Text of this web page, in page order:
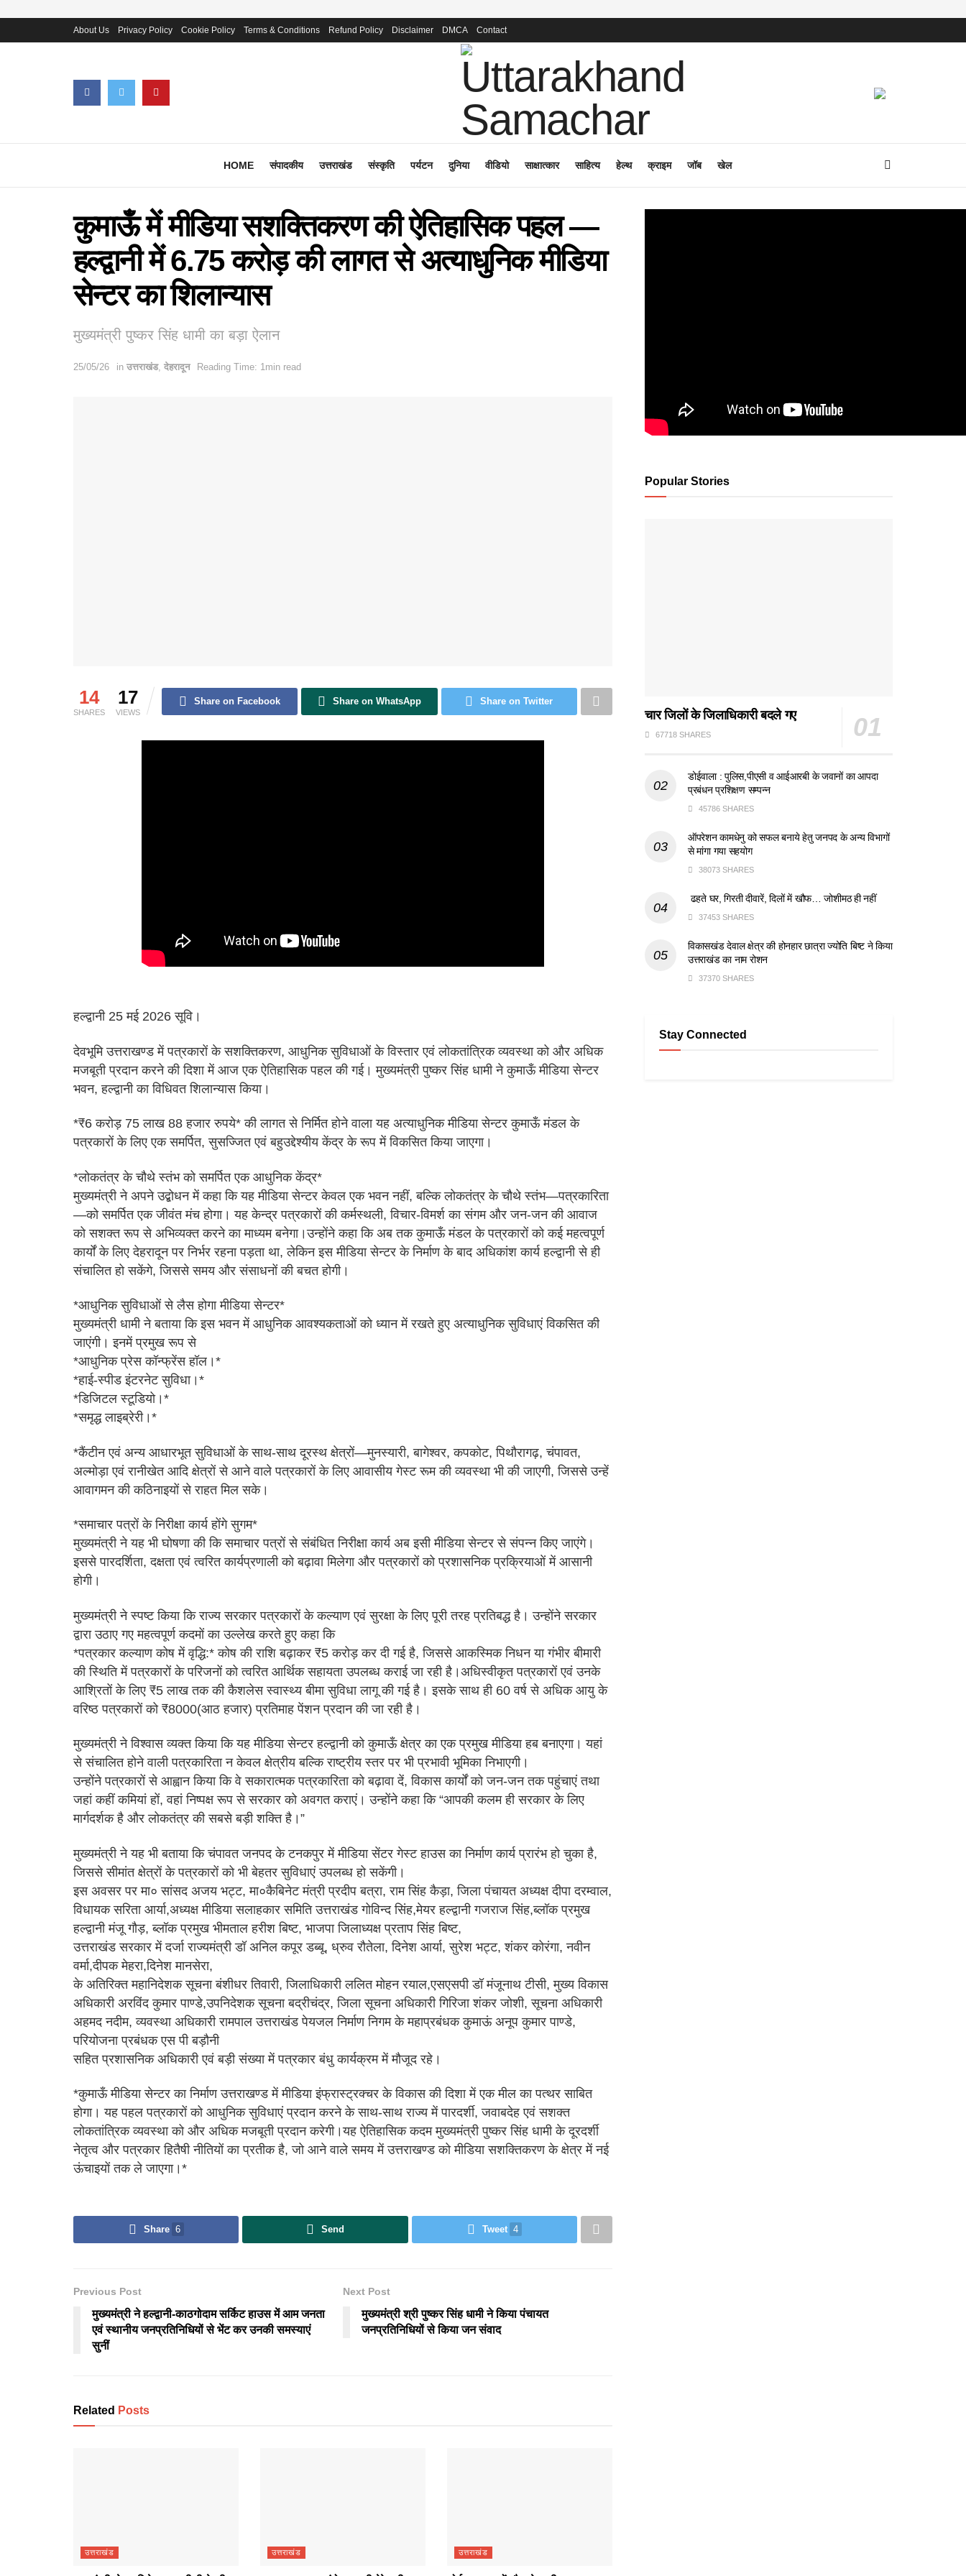
About Us Privacy Policy Cookie Policy Terms & Conditions Refund Policy Disclaimer DMCA Contact
HOME संपादकीय उत्तराखंड संस्कृति पर्यटन दुनिया वीडियो साक्षात्कार साहित्य हेल्थ क्राइम जॉब खेल
कुमाऊँ में मीडिया सशक्तिकरण की ऐतिहासिक पहल —
हल्द्वानी में 6.75 करोड़ की लागत से अत्याधुनिक मीडिया
सेन्टर का शिलान्यास
मुख्यमंत्री पुष्कर सिंह धामी का बड़ा ऐलान
25/05/26 in उत्तराखंड, देहरादून Reading Time: 1min read
14
SHARES
17
VIEWS
Share on Facebook Share on WhatsApp Share on Twitter
हल्द्वानी 25 मई 2026 सूवि।
देवभूमि उत्तराखण्ड में पत्रकारों के सशक्तिकरण, आधुनिक सुविधाओं के विस्तार एवं लोकतांत्रिक व्यवस्था को और अधिक
मजबूती प्रदान करने की दिशा में आज एक ऐतिहासिक पहल की गई। मुख्यमंत्री पुष्कर सिंह धामी ने कुमाऊँ मीडिया सेन्टर
भवन, हल्द्वानी का विधिवत शिलान्यास किया।
*₹6 करोड़ 75 लाख 88 हजार रुपये* की लागत से निर्मित होने वाला यह अत्याधुनिक मीडिया सेन्टर कुमाऊँ मंडल के
पत्रकारों के लिए एक समर्पित, सुसज्जित एवं बहुउद्देश्यीय केंद्र के रूप में विकसित किया जाएगा।
*लोकतंत्र के चौथे स्तंभ को समर्पित एक आधुनिक केंद्र*
मुख्यमंत्री ने अपने उद्बोधन में कहा कि यह मीडिया सेन्टर केवल एक भवन नहीं, बल्कि लोकतंत्र के चौथे स्तंभ—पत्रकारिता
—को समर्पित एक जीवंत मंच होगा। यह केन्द्र पत्रकारों की कर्मस्थली, विचार-विमर्श का संगम और जन-जन की आवाज
को सशक्त रूप से अभिव्यक्त करने का माध्यम बनेगा।उन्होंने कहा कि अब तक कुमाऊँ मंडल के पत्रकारों को कई महत्वपूर्ण
कार्यों के लिए देहरादून पर निर्भर रहना पड़ता था, लेकिन इस मीडिया सेन्टर के निर्माण के बाद अधिकांश कार्य हल्द्वानी से ही
संचालित हो सकेंगे, जिससे समय और संसाधनों की बचत होगी।
*आधुनिक सुविधाओं से लैस होगा मीडिया सेन्टर*
मुख्यमंत्री धामी ने बताया कि इस भवन में आधुनिक आवश्यकताओं को ध्यान में रखते हुए अत्याधुनिक सुविधाएं विकसित की
जाएंगी। इनमें प्रमुख रूप से
*आधुनिक प्रेस कॉन्फ्रेंस हॉल।*
*हाई-स्पीड इंटरनेट सुविधा।*
*डिजिटल स्टूडियो।*
*समृद्ध लाइब्रेरी।*
*कैंटीन एवं अन्य आधारभूत सुविधाओं के साथ-साथ दूरस्थ क्षेत्रों—मुनस्यारी, बागेश्वर, कपकोट, पिथौरागढ़, चंपावत,
अल्मोड़ा एवं रानीखेत आदि क्षेत्रों से आने वाले पत्रकारों के लिए आवासीय गेस्ट रूम की व्यवस्था भी की जाएगी, जिससे उन्हें
आवागमन की कठिनाइयों से राहत मिल सके।
*समाचार पत्रों के निरीक्षा कार्य होंगे सुगम*
मुख्यमंत्री ने यह भी घोषणा की कि समाचार पत्रों से संबंधित निरीक्षा कार्य अब इसी मीडिया सेन्टर से संपन्न किए जाएंगे।
इससे पारदर्शिता, दक्षता एवं त्वरित कार्यप्रणाली को बढ़ावा मिलेगा और पत्रकारों को प्रशासनिक प्रक्रियाओं में आसानी
होगी।
मुख्यमंत्री ने स्पष्ट किया कि राज्य सरकार पत्रकारों के कल्याण एवं सुरक्षा के लिए पूरी तरह प्रतिबद्ध है। उन्होंने सरकार
द्वारा उठाए गए महत्वपूर्ण कदमों का उल्लेख करते हुए कहा कि
*पत्रकार कल्याण कोष में वृद्धि:* कोष की राशि बढ़ाकर ₹5 करोड़ कर दी गई है, जिससे आकस्मिक निधन या गंभीर बीमारी
की स्थिति में पत्रकारों के परिजनों को त्वरित आर्थिक सहायता उपलब्ध कराई जा रही है।अधिस्वीकृत पत्रकारों एवं उनके
आश्रितों के लिए ₹5 लाख तक की कैशलेस स्वास्थ्य बीमा सुविधा लागू की गई है। इसके साथ ही 60 वर्ष से अधिक आयु के
वरिष्ठ पत्रकारों को ₹8000(आठ हजार) प्रतिमाह पेंशन प्रदान की जा रही है।
मुख्यमंत्री ने विश्वास व्यक्त किया कि यह मीडिया सेन्टर हल्द्वानी को कुमाऊँ क्षेत्र का एक प्रमुख मीडिया हब बनाएगा। यहां
से संचालित होने वाली पत्रकारिता न केवल क्षेत्रीय बल्कि राष्ट्रीय स्तर पर भी प्रभावी भूमिका निभाएगी।
उन्होंने पत्रकारों से आह्वान किया कि वे सकारात्मक पत्रकारिता को बढ़ावा दें, विकास कार्यों को जन-जन तक पहुंचाएं तथा
जहां कहीं कमियां हों, वहां निष्पक्ष रूप से सरकार को अवगत कराएं। उन्होंने कहा कि “आपकी कलम ही सरकार के लिए
मार्गदर्शक है और लोकतंत्र की सबसे बड़ी शक्ति है।”
मुख्यमंत्री ने यह भी बताया कि चंपावत जनपद के टनकपुर में मीडिया सेंटर गेस्ट हाउस का निर्माण कार्य प्रारंभ हो चुका है,
जिससे सीमांत क्षेत्रों के पत्रकारों को भी बेहतर सुविधाएं उपलब्ध हो सकेंगी।
इस अवसर पर मा० सांसद अजय भट्ट, मा०कैबिनेट मंत्री प्रदीप बत्रा, राम सिंह कैड़ा, जिला पंचायत अध्यक्ष दीपा दरम्वाल,
विधायक सरिता आर्या,अध्यक्ष मीडिया सलाहकार समिति उत्तराखंड गोविन्द सिंह,मेयर हल्द्वानी गजराज सिंह,ब्लॉक प्रमुख
हल्द्वानी मंजू गौड़, ब्लॉक प्रमुख भीमताल हरीश बिष्ट, भाजपा जिलाध्यक्ष प्रताप सिंह बिष्ट,
उत्तराखंड सरकार में दर्जा राज्यमंत्री डॉ अनिल कपूर डब्बू, ध्रुव रौतेला, दिनेश आर्या, सुरेश भट्ट, शंकर कोरंगा, नवीन
वर्मा,दीपक मेहरा,दिनेश मानसेरा,
के अतिरिक्त महानिदेशक सूचना बंशीधर तिवारी, जिलाधिकारी ललित मोहन रयाल,एसएसपी डॉ मंजूनाथ टीसी, मुख्य विकास
अधिकारी अरविंद कुमार पाण्डे,उपनिदेशक सूचना बद्रीचंद्र, जिला सूचना अधिकारी गिरिजा शंकर जोशी, सूचना अधिकारी
अहमद नदीम, व्यवस्था अधिकारी रामपाल उत्तराखंड पेयजल निर्माण निगम के महाप्रबंधक कुमाऊं अनूप कुमार पाण्डे,
परियोजना प्रबंधक एस पी बड़ौनी
सहित प्रशासनिक अधिकारी एवं बड़ी संख्या में पत्रकार बंधु कार्यक्रम में मौजूद रहे।
*कुमाऊँ मीडिया सेन्टर का निर्माण उत्तराखण्ड में मीडिया इंफ्रास्ट्रक्चर के विकास की दिशा में एक मील का पत्थर साबित
होगा। यह पहल पत्रकारों को आधुनिक सुविधाएं प्रदान करने के साथ-साथ राज्य में पारदर्शी, जवाबदेह एवं सशक्त
लोकतांत्रिक व्यवस्था को और अधिक मजबूती प्रदान करेगी।यह ऐतिहासिक कदम मुख्यमंत्री पुष्कर सिंह धामी के दूरदर्शी
नेतृत्व और पत्रकार हितैषी नीतियों का प्रतीक है, जो आने वाले समय में उत्तराखण्ड को मीडिया सशक्तिकरण के क्षेत्र में नई
ऊंचाइयों तक ले जाएगा।*
Share 6 Send Tweet 4
Previous Post
मुख्यमंत्री ने हल्द्वानी-काठगोदाम सर्किट हाउस में आम जनता
एवं स्थानीय जनप्रतिनिधियों से भेंट कर उनकी समस्याएं
सुनीं
Next Post
मुख्यमंत्री श्री पुष्कर सिंह धामी ने किया पंचायत
जनप्रतिनिधियों से किया जन संवाद
Related Posts
उत्तराखंड उत्तराखंड उत्तराखंड
Popular Stories
चार जिलों के जिलाधिकारी बदले गए
67718 SHARES
डोईवाला : पुलिस,पीएसी व आईआरबी के जवानों का आपदा
प्रबंधन प्रशिक्षण सम्पन्न
45786 SHARES
ऑपरेशन कामधेनु को सफल बनाये हेतु जनपद के अन्य विभागों
से मांगा गया सहयोग
38073 SHARES
ढहते घर, गिरती दीवारें, दिलों में खौफ… जोशीमठ ही नहीं
37453 SHARES
विकासखंड देवाल क्षेत्र की होनहार छात्रा ज्योति बिष्ट ने किया
उत्तराखंड का नाम रोशन
37370 SHARES
Stay Connected